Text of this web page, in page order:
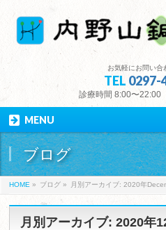
お気軽にお問い合
TEL 0297-
診療時間 8:00〜22:00
MENU
ブログ
HOME » ブログ » 月別アーカイブ: 2020年
月別アーカイブ: 2020年